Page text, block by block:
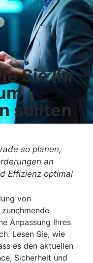
Sie Ihr
sollten
so planen,
an
Effizienz optimal
von
Anpassung Ihres
Lesen Sie, wie
es den aktuellen
Sicherheit und